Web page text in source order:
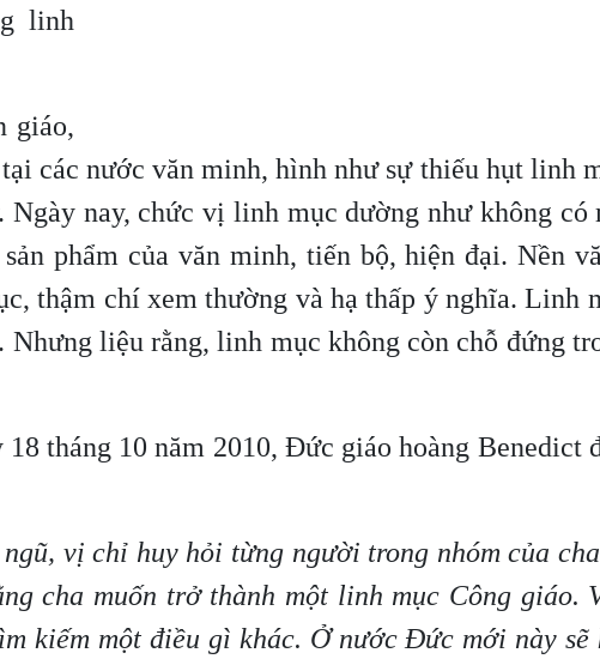
linh
giáo,
các nước văn minh, hình như sự thiếu hụt linh
nay, chức vị linh mục dường như không có
phẩm của văn minh, tiến bộ, hiện đại. Nền
thậm chí xem thường và hạ thấp ý nghĩa. Linh
liệu rằng, linh mục không còn chỗ đứng
tháng 10 năm 2010, Đức giáo hoàng Benedict
vị chỉ huy hỏi từng người trong nhóm của
cha muốn trở thành một linh mục Công giáo.
kiếm một điều gì khác. Ở nước Đức mới này sẽ